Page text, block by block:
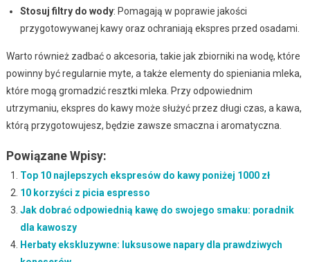
Stosuj filtry do wody: Pomagają w poprawie jakości
przygotowywanej kawy oraz ochraniają ekspres przed osadami.
Warto również zadbać o akcesoria, takie jak zbiorniki na wodę, które
powinny być regularnie myte, a także elementy do spieniania mleka,
które mogą gromadzić resztki mleka. Przy odpowiednim
utrzymaniu, ekspres do kawy może służyć przez długi czas, a kawa,
którą przygotowujesz, będzie zawsze smaczna i aromatyczna.
Powiązane Wpisy:
Top 10 najlepszych ekspresów do kawy poniżej 1000 zł
10 korzyści z picia espresso
Jak dobrać odpowiednią kawę do swojego smaku: poradnik
dla kawoszy
Herbaty ekskluzywne: luksusowe napary dla prawdziwych